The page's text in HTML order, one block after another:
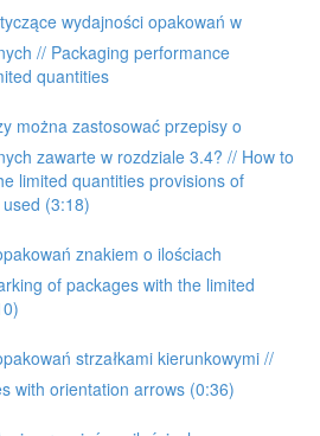
wydajności opakowań w
// Packaging performance
quantities
można zastosować przepisy o
zawarte w rozdziale 3.4? // How to
limited quantities provisions of
(3:18)
znakiem o ilościach
of packages with the limited
strzałkami kierunkowymi //
with orientation arrows (0:36)